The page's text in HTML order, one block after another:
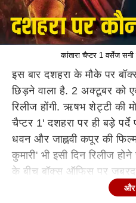
कांतारा चैप्टर 1 वर्सेज
इस बार दशहरा के मौके पर
छिड़ने वाला है. 2 अक्टूबर को
रिलीज होंगी. ऋषभ शेट्टी की
चैप्टर 1' दशहरा पर ही बड़े
धवन और जाह्नवी कपूर की
कुमारी' भी इसी दिन रिलीज
के बीच बॉक्स ऑफिस पर
'कांतारा- चैप्टर 1' ऋषभ
और